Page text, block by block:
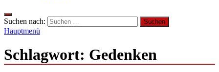
Suchen nach:
Hauptmenü
Schlagwort: Gedenken